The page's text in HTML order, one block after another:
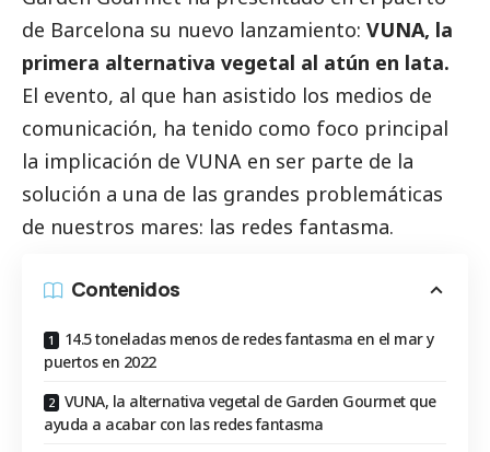
de Barcelona su nuevo lanzamiento: VUNA, la
primera alternativa vegetal al atún en lata.
El evento, al que han asistido los medios de
comunicación, ha tenido como foco principal
la implicación de VUNA en ser parte de la
solución a una de las grandes problemáticas
de nuestros mares: las redes fantasma.
Contenidos
14.5 toneladas menos de redes fantasma en el mar y
puertos en 2022
VUNA, la alternativa vegetal de Garden Gourmet que
ayuda a acabar con las redes fantasma